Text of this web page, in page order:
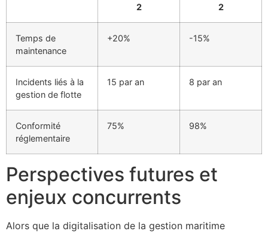
2
2
Temps de
maintenance
+20% -15%
Incidents liés à la
gestion de flotte
15 par an 8 par an
Conformité
réglementaire
75% 98%
Perspectives futures et
enjeux concurrents
Alors que la digitalisation de la gestion maritime